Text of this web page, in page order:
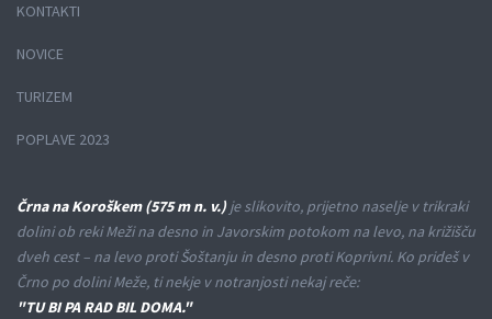
KONTAKTI
NOVICE
TURIZEM
POPLAVE 2023
Črna na Koroškem (575 m n. v.)je slikovito, prijetno naselje v trikraki
dolini ob reki Meži na desno in Javorskim potokom na levo, na križišču
dveh cest – na levo proti Šoštanju in desno proti Koprivni. Ko prideš v
Črno po dolini Meže, ti nekje v notranjosti nekaj reče:
"TU BI PA RAD BIL DOMA."